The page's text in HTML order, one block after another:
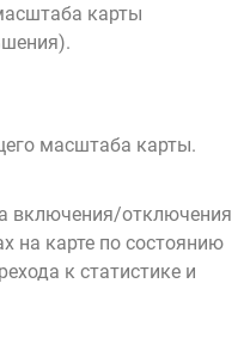
карты
масштаба карты.
включения/отключения
на карте по состоянию
к статистике и